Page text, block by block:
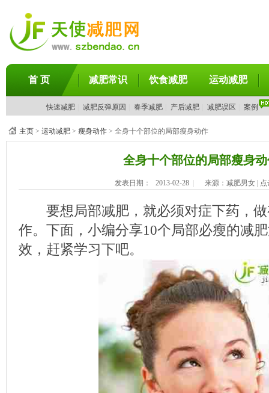
首 页 减肥常识 饮食减肥 运动减肥
快速减肥 减肥反弹原因 春季减肥 产后减肥 减肥误区 案例
主页 > 运动减肥 > 瘦身动作 > 全身十个部位的局部瘦身动作
全身十个部位的局部瘦身
发表日期： 2013-02-28 来源：减肥男女 |
要想局部减肥，就必须对症下药，做
作。下面，小编分享10个局部必瘦的减
效，赶紧学习下吧。